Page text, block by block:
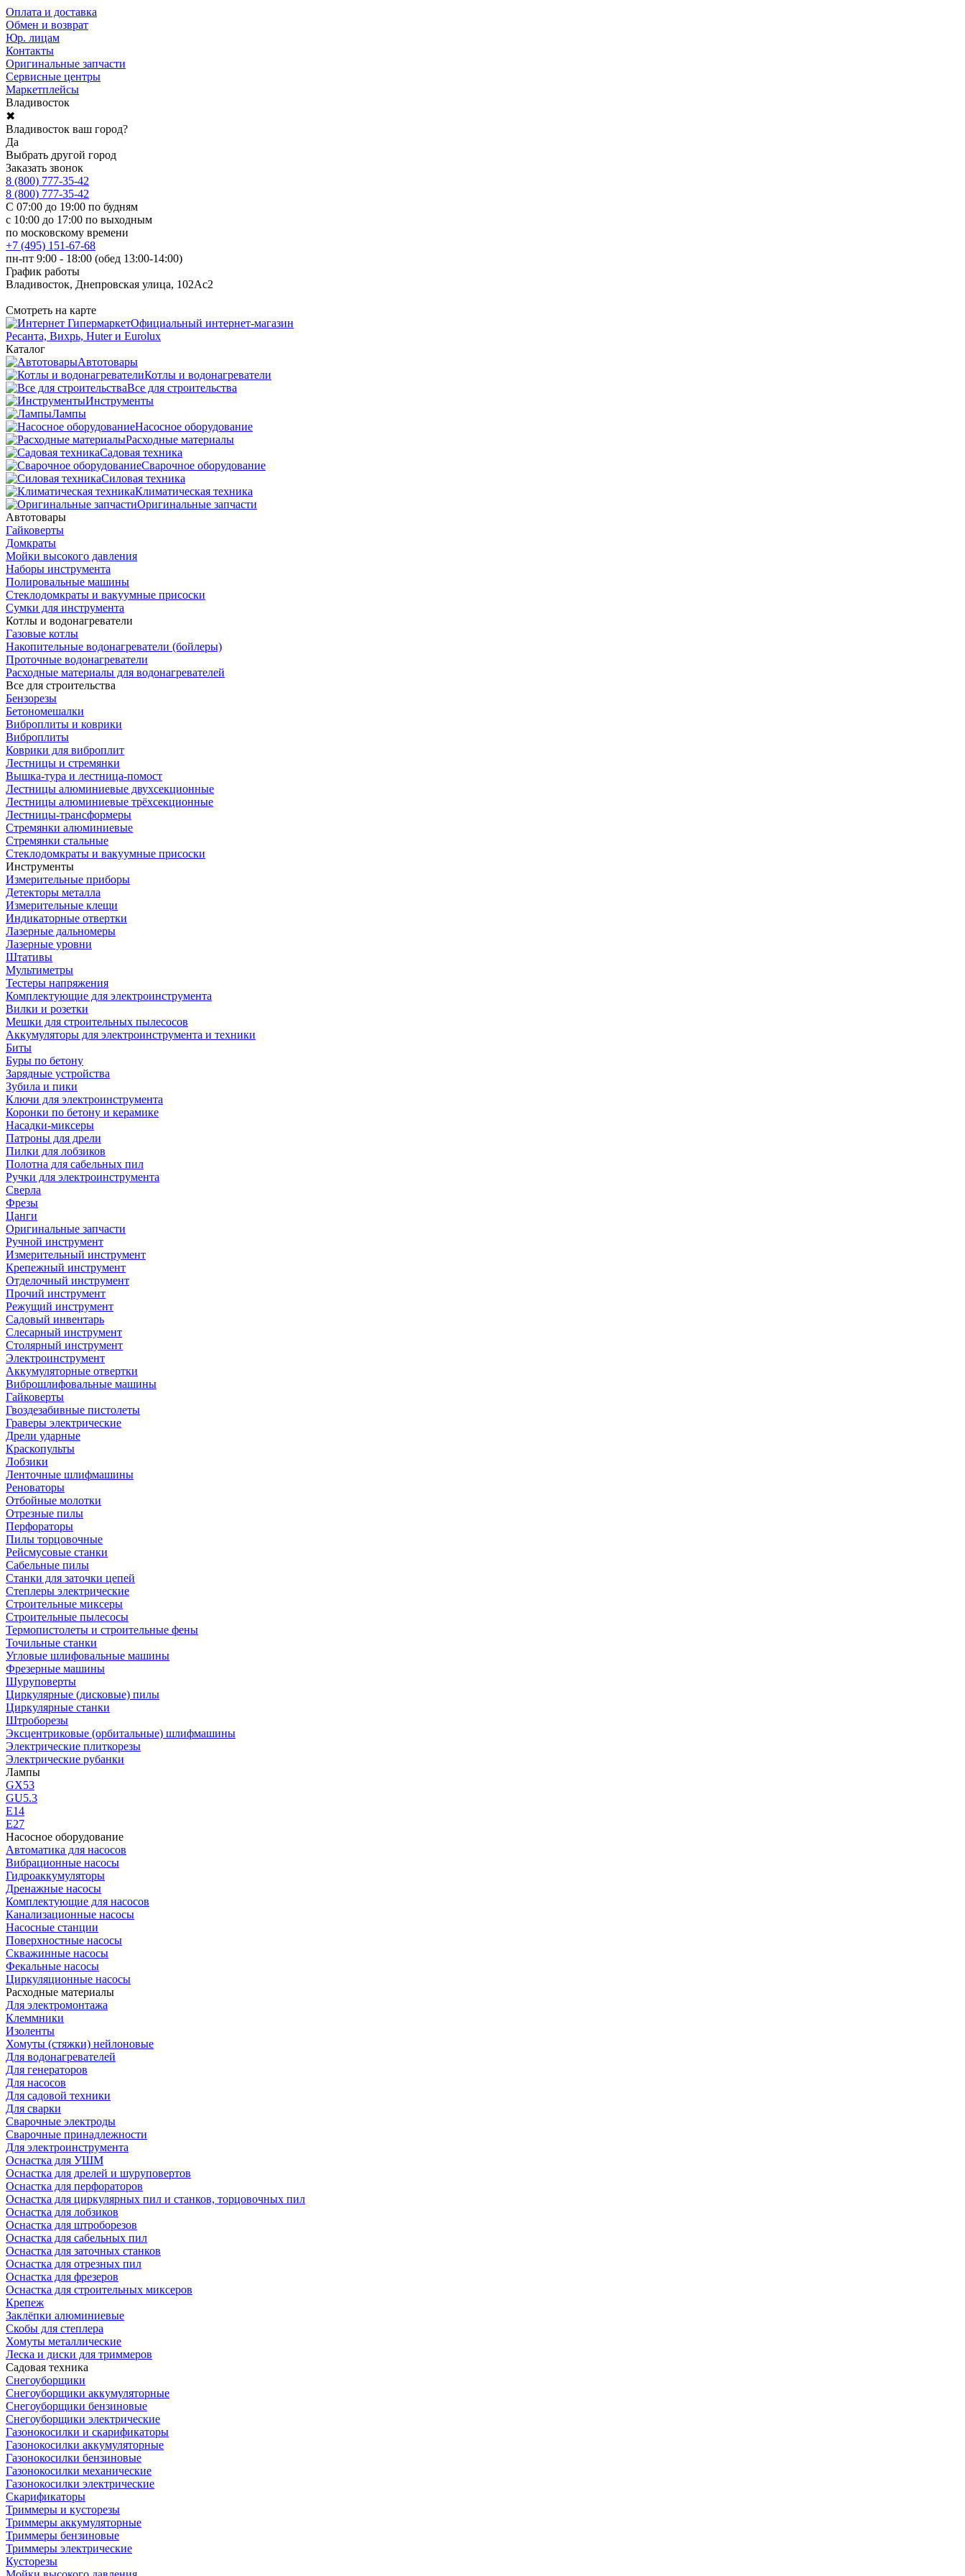
Оплата и доставка
Обмен и возврат
Юр. лицам
Контакты
Оригинальные запчасти
Сервисные центры
Маркетплейсы
Владивосток
✖
Владивосток ваш город?
Да
Выбрать другой город
Заказать звонок
8 (800) 777-35-42
8 (800) 777-35-42
С 07:00 до 19:00 по будням
с 10:00 до 17:00 по выходным
по московскому времени
+7 (495) 151-67-68
пн-пт 9:00 - 18:00 (обед 13:00-14:00)
График работы
Владивосток, Днепровская улица, 102Ас2
Смотреть на карте
Официальный интернет-магазин
Ресанта, Вихрь, Huter и Eurolux
Каталог
Автотовары
Котлы и водонагреватели
Все для строительства
Инструменты
Лампы
Насосное оборудование
Расходные материалы
Садовая техника
Сварочное оборудование
Силовая техника
Климатическая техника
Оригинальные запчасти
Автотовары
Гайковерты
Домкраты
Мойки высокого давления
Наборы инструмента
Полировальные машины
Стеклодомкраты и вакуумные присоски
Сумки для инструмента
Котлы и водонагреватели
Газовые котлы
Накопительные водонагреватели (бойлеры)
Проточные водонагреватели
Расходные материалы для водонагревателей
Все для строительства
Бензорезы
Бетономешалки
Виброплиты и коврики
Виброплиты
Коврики для виброплит
Лестницы и стремянки
Вышка-тура и лестница-помост
Лестницы алюминиевые двухсекционные
Лестницы алюминиевые трёхсекционные
Лестницы-трансформеры
Стремянки алюминиевые
Стремянки стальные
Стеклодомкраты и вакуумные присоски
Инструменты
Измерительные приборы
Детекторы металла
Измерительные клещи
Индикаторные отвертки
Лазерные дальномеры
Лазерные уровни
Штативы
Мультиметры
Тестеры напряжения
Комплектующие для электроинструмента
Вилки и розетки
Мешки для строительных пылесосов
Аккумуляторы для электроинструмента и техники
Биты
Буры по бетону
Зарядные устройства
Зубила и пики
Ключи для электроинструмента
Коронки по бетону и керамике
Насадки-миксеры
Патроны для дрели
Пилки для лобзиков
Полотна для сабельных пил
Ручки для электроинструмента
Сверла
Фрезы
Цанги
Оригинальные запчасти
Ручной инструмент
Измерительный инструмент
Крепежный инструмент
Отделочный инструмент
Прочий инструмент
Режущий инструмент
Садовый инвентарь
Слесарный инструмент
Столярный инструмент
Электроинструмент
Аккумуляторные отвертки
Виброшлифовальные машины
Гайковерты
Гвоздезабивные пистолеты
Граверы электрические
Дрели ударные
Краскопульты
Лобзики
Ленточные шлифмашины
Реноваторы
Отбойные молотки
Отрезные пилы
Перфораторы
Пилы торцовочные
Рейсмусовые станки
Сабельные пилы
Станки для заточки цепей
Степлеры электрические
Строительные миксеры
Строительные пылесосы
Термопистолеты и строительные фены
Точильные станки
Угловые шлифовальные машины
Фрезерные машины
Шуруповерты
Циркулярные (дисковые) пилы
Циркулярные станки
Штроборезы
Эксцентриковые (орбитальные) шлифмашины
Электрические плиткорезы
Электрические рубанки
Лампы
GX53
GU5.3
Е14
Е27
Насосное оборудование
Автоматика для насосов
Вибрационные насосы
Гидроаккумуляторы
Дренажные насосы
Комплектующие для насосов
Канализационные насосы
Насосные станции
Поверхностные насосы
Скважинные насосы
Фекальные насосы
Циркуляционные насосы
Расходные материалы
Для электромонтажа
Клеммники
Изоленты
Хомуты (стяжки) нейлоновые
Для водонагревателей
Для генераторов
Для насосов
Для садовой техники
Для сварки
Сварочные электроды
Сварочные принадлежности
Для электроинструмента
Оснастка для УШМ
Оснастка для дрелей и шуруповертов
Оснастка для перфораторов
Оснастка для циркулярных пил и станков, торцовочных пил
Оснастка для лобзиков
Оснастка для штроборезов
Оснастка для сабельных пил
Оснастка для заточных станков
Оснастка для отрезных пил
Оснастка для фрезеров
Оснастка для строительных миксеров
Крепеж
Заклёпки алюминиевые
Скобы для степлера
Хомуты металлические
Леска и диски для триммеров
Садовая техника
Снегоуборщики
Снегоуборщики аккумуляторные
Снегоуборщики бензиновые
Снегоуборщики электрические
Газонокосилки и скарификаторы
Газонокосилки аккумуляторные
Газонокосилки бензиновые
Газонокосилки механические
Газонокосилки электрические
Скарификаторы
Триммеры и кусторезы
Триммеры аккумуляторные
Триммеры бензиновые
Триммеры электрические
Кусторезы